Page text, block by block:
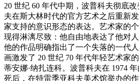
20 世纪 60 年代中期，波普科夫彻底
夫在斯大林时代的官方艺术之后重新
家支持的意识形态的表达。艺术家的
现得淋漓尽致：他自由地表达了他对
他的作品明确指出了一个失落的一代
画激发了 20 世纪 70 年代年轻艺术家
蒂安娜·纳扎连科。波普科夫在 1974
死后，在特雷季亚科夫美术馆举办的